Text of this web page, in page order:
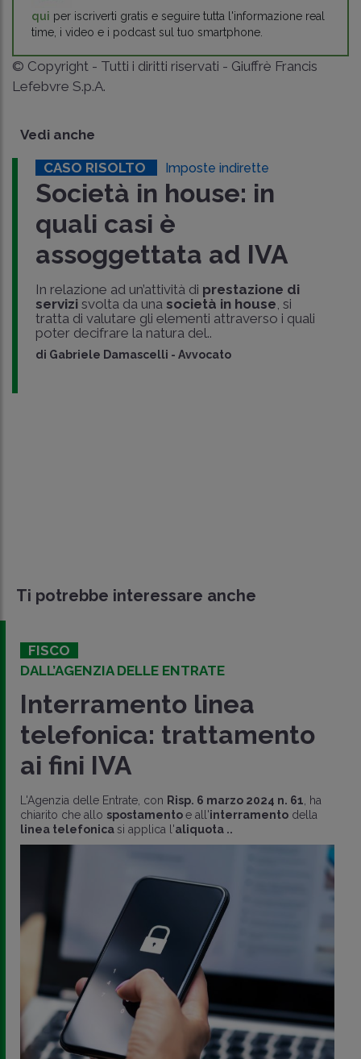
qui per iscriverti gratis e seguire tutta l'informazione real
time, i video e i podcast sul tuo smartphone.
© Copyright - Tutti i diritti riservati - Giuffrè Francis
Lefebvre S.p.A.
Vedi anche
CASO RISOLTO Imposte indirette
Società in house: in
quali casi è
assoggettata ad IVA
In relazione ad un’attività di prestazione di
servizisvolta da una società in house , si
tratta di valutare gli elementi attraverso i quali
poter decifrare la natura del..
di Gabriele Damascelli - Avvocato
Ti potrebbe interessare anche
FISCO
DALL’AGENZIA DELLE ENTRATE
Interramento linea
telefonica: trattamento
ai fini IVA
L'Agenzia delle Entrate, con Risp. 6 marzo 2024 n. 61 , ha
chiarito che allo spostamentoe all'interramento della
linea telefonica si applica l'aliquota ..